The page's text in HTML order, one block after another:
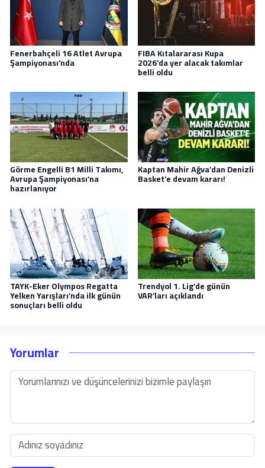
Fenerbahçeli 16 Atlet Avrupa
Şampiyonası’nda
FIBA Kıtalararası Kupa
2026’da yer alacak takımlar
belli oldu
Görme Engelli B1 Milli Takımı,
Avrupa Şampiyonası’na
hazırlanıyor
Kaptan Mahir Ağva’dan Denizli
Basket’e devam kararı!
TAYK-Eker Olympos Regatta
Yelken Yarışları’nda ilk günün
sonuçları belli oldu
Trendyol 1. Lig’de günün
VAR’ları açıklandı
Yorumlar